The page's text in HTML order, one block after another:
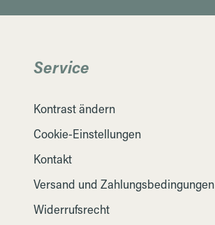
Service
Kontrast ändern
Cookie-Einstellungen
Kontakt
Versand und Zahlungsbedingungen
Widerrufsrecht